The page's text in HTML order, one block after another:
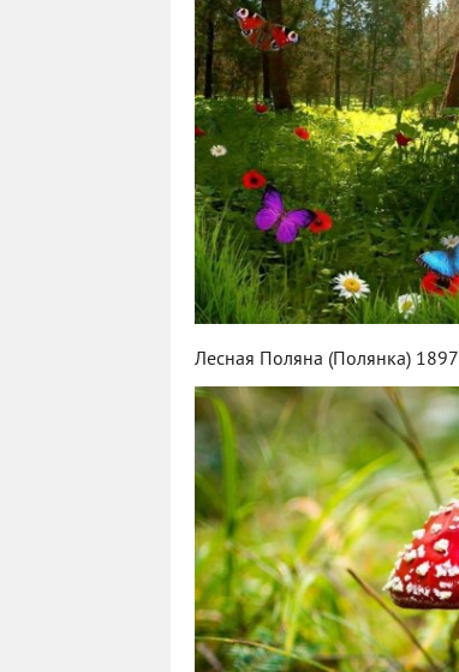
Лесная Поляна (Полянка) 1897